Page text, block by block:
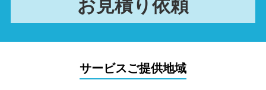
サービスご提供地域